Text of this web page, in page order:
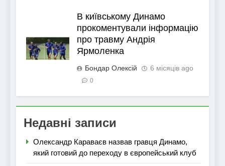
В київському Динамо
прокоментували інформацію
про травму Андрія
Ярмоленка
Бондар Олексій 6 місяців ago
0
Недавні записи
Олександр Караваєв назвав гравця Динамо,
який готовий до переходу в європейський клуб